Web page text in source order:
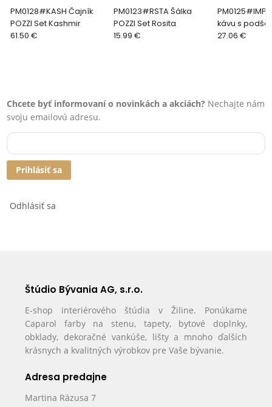
PM0128#KASH Čajník
POZZI Set Kashmir
61.50 €
PM0123#RSTA Šálka
POZZI Set Rosita
15.99 €
kávu s
Set Imperial
27.06 €
Chcete byť informovaní o novinkách a akciách? Nechajte nám
svoju emailovú adresu.
Prihlásiť sa
Odhlásiť sa
Štúdio Bývania AG, s.r.o.
E-shop interiérového štúdia v Žiline. Ponúkame
Caparol farby na stenu, tapety, bytové doplnky,
obklady, dekoračné vankúše, lišty a mnoho ďalších
krásnych a kvalitných výrobkov pre Vaše bývanie.
Adresa predajne
Martina Rázusa 7